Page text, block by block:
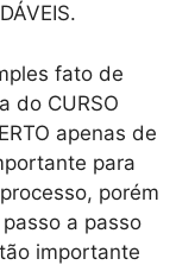
fato de
do CURSO
apenas de
para
porém
a passo
importante